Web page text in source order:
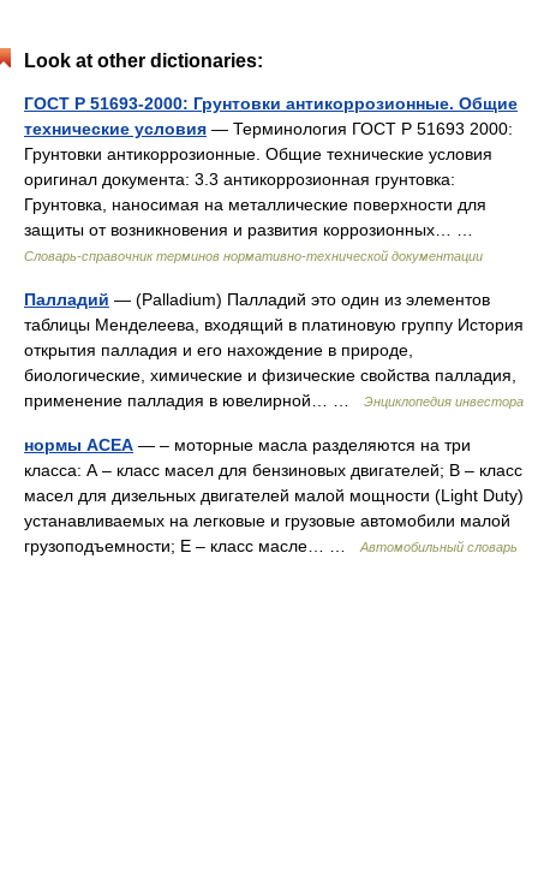
Look at other dictionaries:
ГОСТ Р 51693-2000: Грунтовки антикоррозионные. Общие
технические условия — Терминология ГОСТ Р 51693 2000:
Грунтовки антикоррозионные. Общие технические условия
оригинал документа: 3.3 антикоррозионная грунтовка:
Грунтовка, наносимая на металлические поверхности для
защиты от возникновения и развития коррозионных… …
Словарь-справочник терминов нормативно-технической документации
Палладий — (Palladium) Палладий это один из элементов
таблицы Менделеева, входящий в платиновую группу История
открытия палладия и его нахождение в природе,
биологические, химические и физические свойства палладия,
применение палладия в ювелирной… …
Энциклопедия инвестора
нормы ACEA — – моторные масла разделяются на три
класса: А – класс масел для бензиновых двигателей; В – класс
масел для дизельных двигателей малой мощности (Light Duty)
устанавливаемых на легковые и грузовые автомобили малой
грузоподъемности; Е – класс масле… …
Автомобильный словарь